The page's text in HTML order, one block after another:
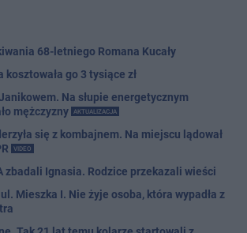
68-letniego Romana Kucały
kosztowała go 3 tysiące zł
Na słupie energetycznym
mężczyzny
AKTUALIZACJA
się z kombajnem. Na miejscu lądował
VIDEO
zbadali Ignasia. Rodzice przekazali wieści
Mieszka I. Nie żyje osoba, która wypadła z